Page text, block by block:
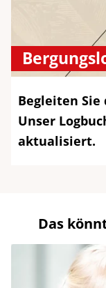
Begleiten Sie
Unser
aktualisiert.
Das